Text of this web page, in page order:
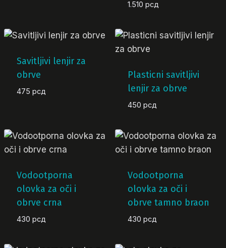
1.510 рсд
Savitljivi lenjir za
obrve
475 рсд
Plasticni savitljivi
lenjir za obrve
450 рсд
Vodootporna
olovka za oči i
obrve crna
430 рсд
Vodootporna
olovka za oči i
obrve tamno braon
430 рсд